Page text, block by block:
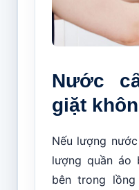
Nước
giặt
Nếu lượng
lượng quần áo
bên trong